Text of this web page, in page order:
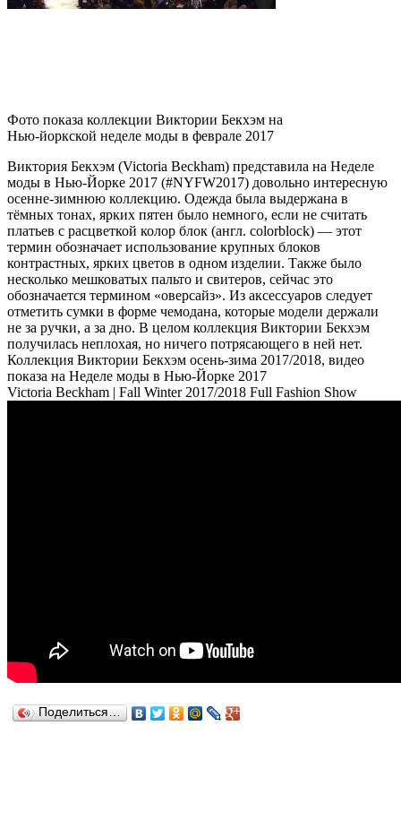
Фото показа коллекции Виктории Бекхэм на
Нью-йоркской неделе моды в феврале 2017
Виктория Бекхэм (Victoria Beckham) представила на Неделе
моды в Нью-Йорке 2017 (#NYFW2017) довольно интересную
осенне-зимнюю коллекцию. Одежда была выдержана в
тёмных тонах, ярких пятен было немного, если не считать
платьев с расцветкой колор блок (англ. colorblock) — этот
термин обозначает использование крупных блоков
контрастных, ярких цветов в одном изделии. Также было
несколько мешковатых пальто и свитеров, сейчас это
обозначается термином «оверсайз». Из аксессуаров следует
отметить сумки в форме чемодана, которые модели держали
не за ручки, а за дно. В целом коллекция Виктории Бекхэм
получилась неплохая, но ничего потрясающего в ней нет.
Коллекция Виктории Бекхэм осень-зима 2017/2018, видео
показа на Неделе моды в Нью-Йорке 2017
Victoria Beckham | Fall Winter 2017/2018 Full Fashion Show
Поделиться…